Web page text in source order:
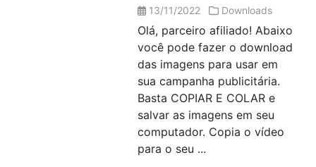
13/11/2022 Downloads
Olá, parceiro afiliado! Abaixo
você pode fazer o download
das imagens para usar em
sua campanha publicitária.
Basta COPIAR E COLAR e
salvar as imagens em seu
computador. Copia o vídeo
para o seu ...